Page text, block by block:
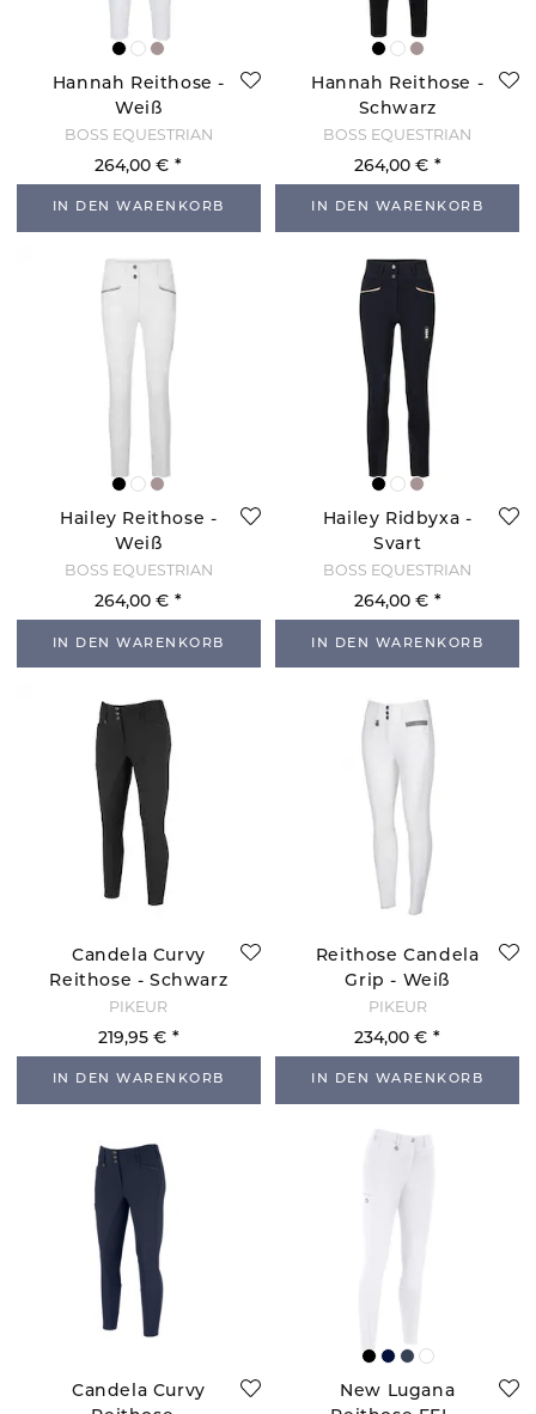
Hannah Reithose -
Weiß
BOSS EQUESTRIAN
264,00 €
IN DEN WARENKORB
Hannah Reithose -
Schwarz
BOSS EQUESTRIAN
264,00 €
IN DEN WARENKORB
Hailey Reithose -
Weiß
BOSS EQUESTRIAN
264,00 €
IN DEN WARENKORB
Hailey Ridbyxa -
Svart
BOSS EQUESTRIAN
264,00 €
IN DEN WARENKORB
Candela Curvy
Reithose - Schwarz
PIKEUR
219,95 €
IN DEN WARENKORB
Reithose Candela
Grip - Weiß
PIKEUR
234,00 €
IN DEN WARENKORB
Candela Curvy
New Lugana